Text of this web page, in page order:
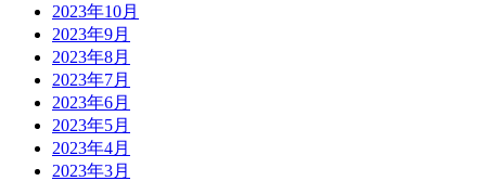
2023年10月
2023年9月
2023年8月
2023年7月
2023年6月
2023年5月
2023年4月
2023年3月